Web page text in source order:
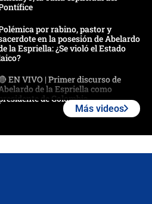
por rabino, pastor y
en la posesión de Abelardo
la Espriella: ¿Se violó el Estado
EN VIVO | Primer discurso de
de la Espriella como
de Colombia
Más videos